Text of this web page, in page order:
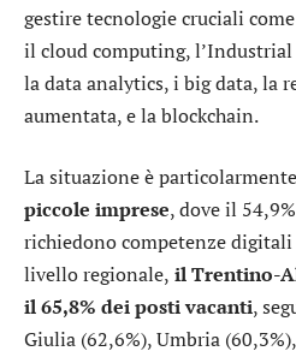
gestire tecnologie cruciali
il cloud computing,
la data analytics, i big data, la
aumentata, e la blockchain.
La situazione è particolarmente
piccole imprese, dove il
richiedono competenze
livello regionale, il Trentino-
il 65,8% dei posti vacanti,
Giulia (62,6%), Umbria